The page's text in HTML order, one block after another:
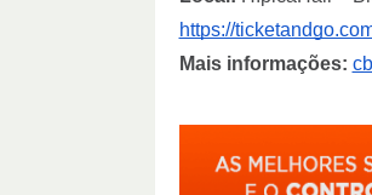
https://
Mais informações: